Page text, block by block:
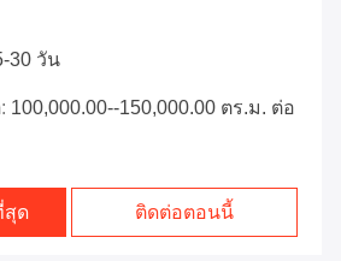
30 วัน
100,000.00--150,000.00 ตร.ม. ต่อ
สุด ติดต่อตอนนี้